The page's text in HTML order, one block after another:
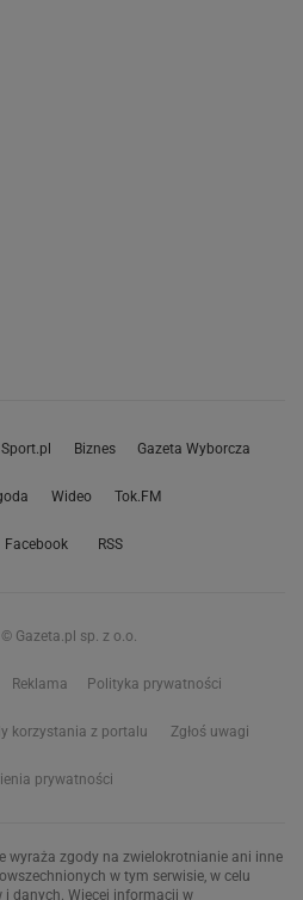
Sport.pl Biznes Gazeta Wyborcza
Wideo Tok.FM
Facebook RSS
Gazeta.pl sp. z o.o.
Reklama Polityka prywatności
korzystania z portalu Zgłoś uwagi
prywatności
wyraża zgody na zwielokrotnianie ani inne
w tym serwisie, w celu
i danych. Więcej informacji w